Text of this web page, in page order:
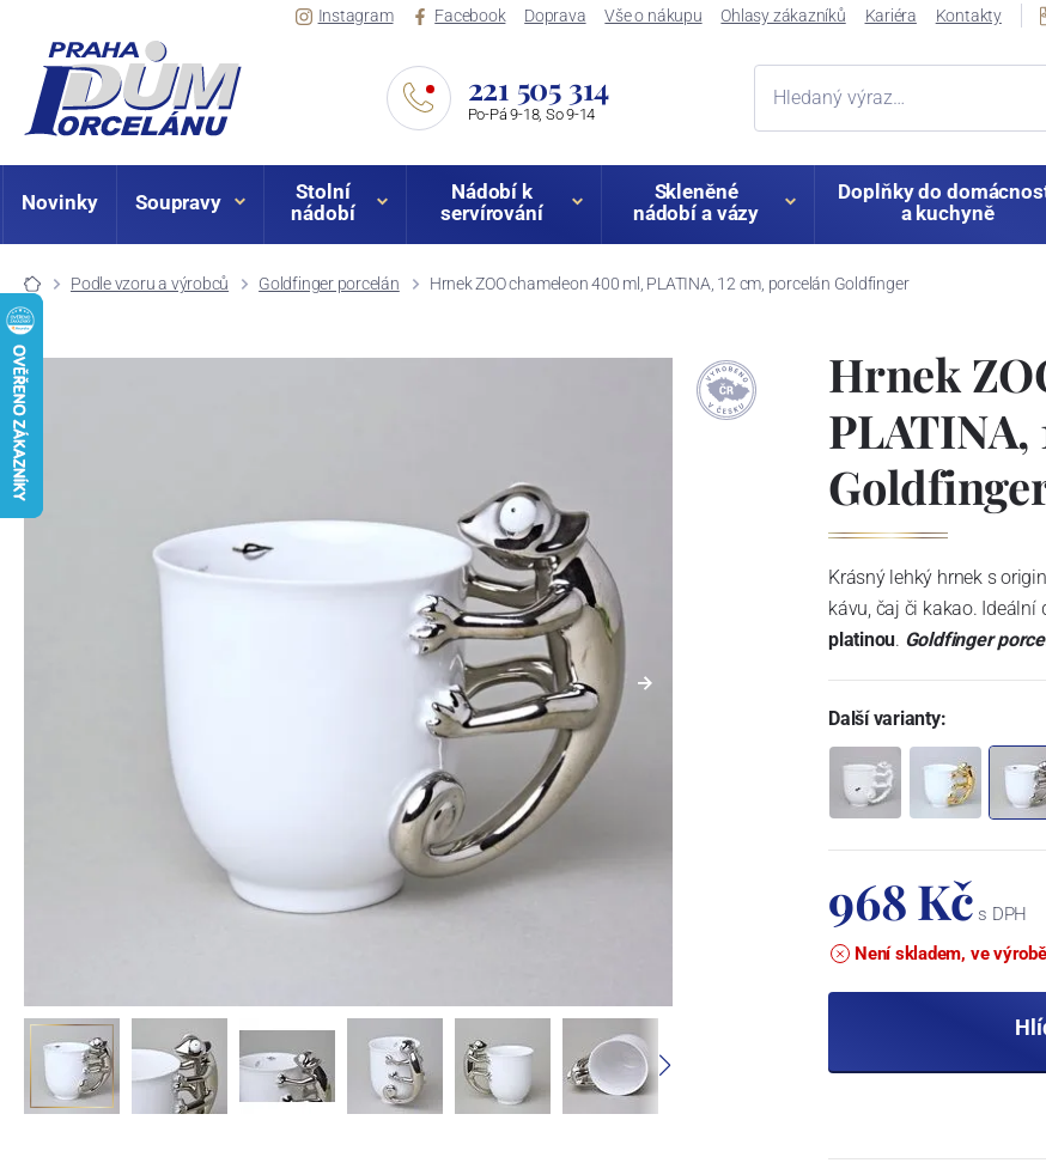
Instagram Facebook Doprava Vše o nákupu Ohlasy zákazníků Kariéra Kontakty
221 505 314
Po-Pá 9-18, So 9-14
Novinky Soupravy
Stolní
nádobí
Nádobí k
servírování
Skleněné
nádobí a vázy
Doplňky do
a kuchyně
Podle vzoru a výrobců Goldfinger porcelán Hrnek ZOO chameleon 400 ml, PLATINA, 12 cm, porcelán Goldfinger
Hrnek
PLATINA,
Krásný lehký hrnek s
kávu, čaj či kakao.
platinou. Goldfinger
Další varianty:
968 Kč s DPH
Není skladem, ve